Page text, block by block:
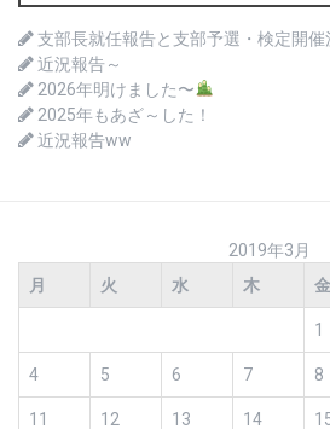
支部長就任報告と支部予選・検定開催
近況報告～
2026年明けました〜
2025年もあざ～した！
近況報告ww
2019年3月
月
火 水 木 金
1
4 5 6 7 8
11 12 13 14